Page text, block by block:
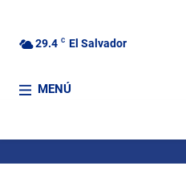
29.4 C El Salvador
MENÚ